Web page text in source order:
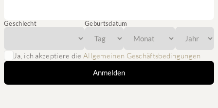
Geschlecht Geburtsdatum
Ja, ich akzeptiere die Allgemeinen Geschäftsbedingungen
Anmelden